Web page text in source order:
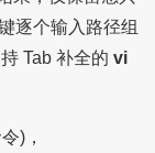
逐个输入路径组
Tab 补全的 vi
)，